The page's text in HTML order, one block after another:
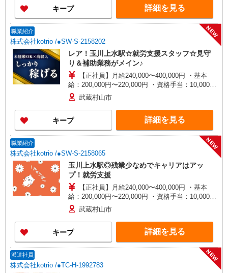
キープ 詳細を見る
職業紹介
株式会社kotrio /●SW-S-2158202
NEW
レア！玉川上水駅☆就労支援スタッフ☆見守
り＆補助業務がメイン♪
【正社員】月給240,000〜400,000円 ・基本
給：200,000円〜220,000円 ・資格手当：10,000〜
30,000円 ・役職手当：10,000〜70,000円 ・処遇改
善手当：20,000〜60,000円（勤続年数、保有資格
により変動） ・固定残業手当：20,000円（10時
間） ※固定残業時間を超過する場合には超過勤務
手当として別途支給 ・夜勤手当：10,000円/1回
歓迎 ・認知症介護基礎研修 ・初任者研修 ・実務
者研修 ・介護福祉士 など
武蔵村山市
キープ 詳細を見る
職業紹介
株式会社kotrio /●SW-S-2158065
NEW
玉川上水駅◎残業少なめでキャリアはアッ
プ！就労支援
【正社員】月給240,000〜400,000円 ・基本
給：200,000円〜220,000円 ・資格手当：10,000〜
30,000円 ・役職手当：10,000〜70,000円 ・処遇改
善手当：20,000〜60,000円（勤続年数、保有資格
により変動） ・固定残業手当：20,000円（10時
間） ※固定残業時間を超過する場合には超過勤務
手当として別途支給 下記資格をお持ちの方歓迎 ・
認知症介護基礎研修 ・初任者研修 ・実務者研修
・介護福祉士 など
武蔵村山市
キープ 詳細を見る
派遣社員
株式会社kotrio /●TC-H-1992783
NEW